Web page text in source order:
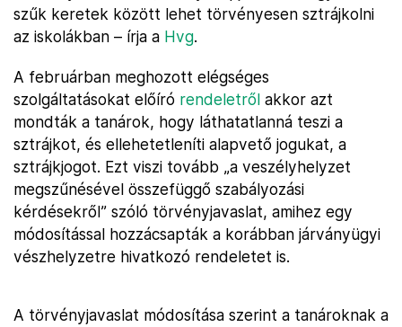
szűk keretek között lehet törvényesen sztrájkolni
az iskolákban – írja a Hvg.
A februárban meghozott elégséges
szolgáltatásokat előíró rendeletről akkor azt
mondták a tanárok, hogy láthatatlanná teszi a
sztrájkot, és ellehetetleníti alapvető jogukat, a
sztrájkjogot. Ezt viszi tovább „a veszélyhelyzet
megszűnésével összefüggő szabályozási
kérdésekről” szóló törvényjavaslat, amihez egy
módosítással hozzácsapták a korábban járványügyi
vészhelyzetre hivatkozó rendeletet is.
A törvényjavaslat módosítása szerint a tanároknak a